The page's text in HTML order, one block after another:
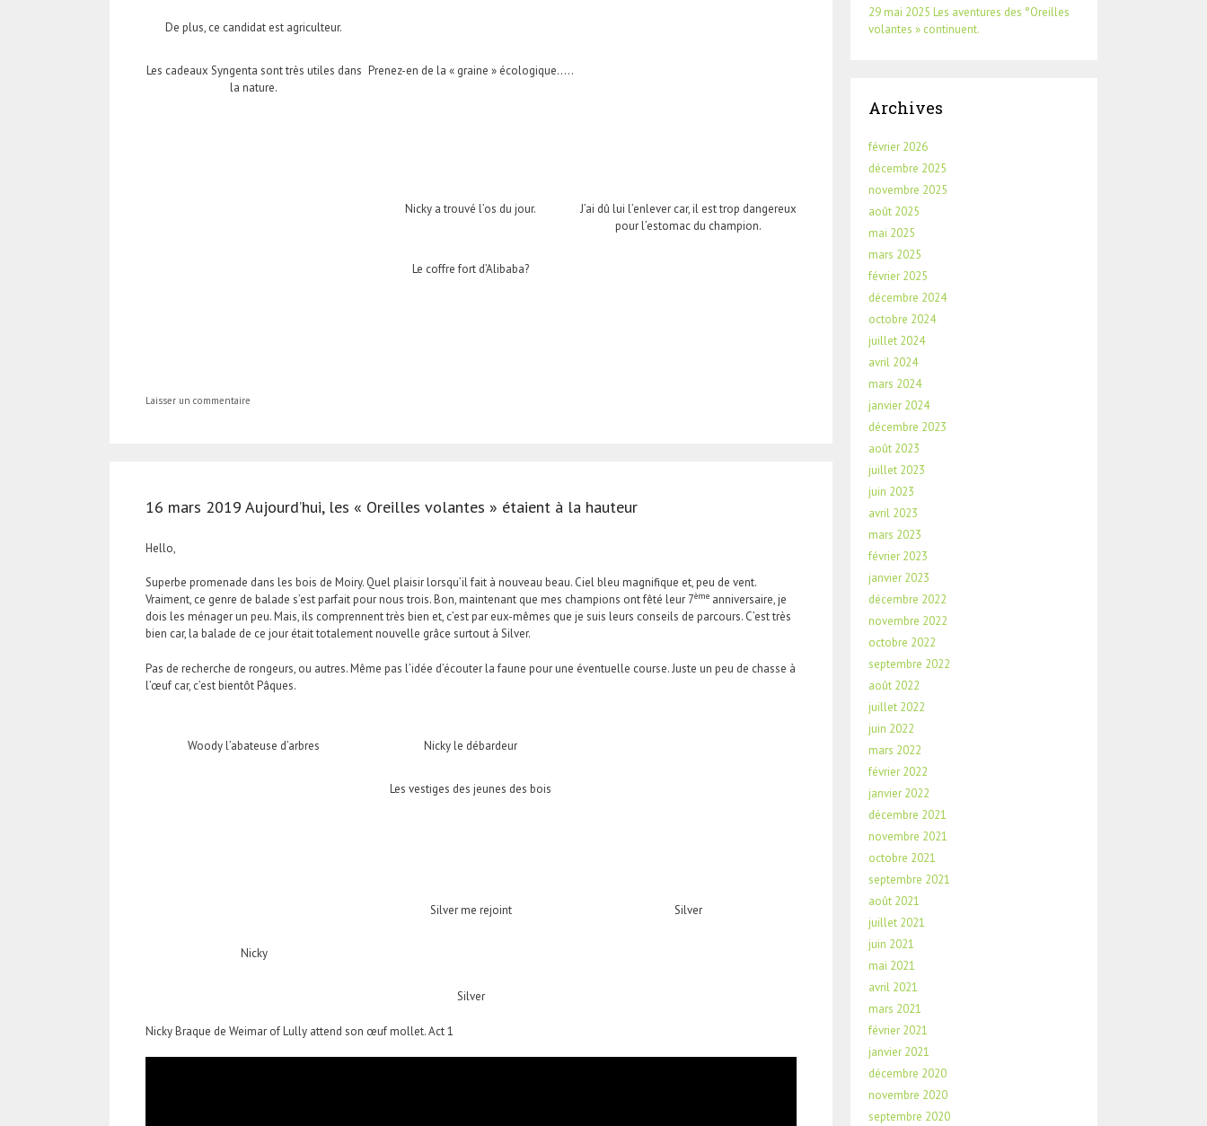
De plus, ce candidat est agriculteur.
Les cadeaux Syngenta sont très utiles dans
la nature.
Prenez-en de la « graine » écologique…..
Nicky a trouvé l’os du jour.
J’ai dû lui l’enlever car, il est trop dangereux
pour l’estomac du champion.
Le coffre fort d’Alibaba?
Laisser un commentaire
16 mars 2019 Aujourd’hui, les « Oreilles volantes » étaient à la hauteur
Hello,
Superbe promenade dans les bois de Moiry. Quel plaisir lorsqu’il fait à nouveau beau. Ciel bleu magnifique et, peu de vent.
Vraiment, ce genre de balade s’est parfait pour nous trois. Bon, maintenant que mes champions ont fêté leur 7ème anniversaire, je
dois les ménager un peu. Mais, ils comprennent très bien et, c’est par eux-mêmes que je suis leurs conseils de parcours. C’est très
bien car, la balade de ce jour était totalement nouvelle grâce surtout à Silver.
Pas de recherche de rongeurs, ou autres. Même pas l’idée d’écouter la faune pour une éventuelle course. Juste un peu de chasse à
l’œuf car, c’est bientôt Pâques.
Woody l’abateuse d’arbres Nicky le débardeur
Les vestiges des jeunes des bois
Silver me rejoint Silver
Nicky
Silver
Nicky Braque de Weimar of Lully attend son œuf mollet. Act 1
29 mai 2025 Les aventures des °Oreilles
volantes » continuent.
Archives
février 2026
décembre 2025
novembre 2025
août 2025
mai 2025
mars 2025
février 2025
décembre 2024
octobre 2024
juillet 2024
avril 2024
mars 2024
janvier 2024
décembre 2023
août 2023
juillet 2023
juin 2023
avril 2023
mars 2023
février 2023
janvier 2023
décembre 2022
novembre 2022
octobre 2022
septembre 2022
août 2022
juillet 2022
juin 2022
mars 2022
février 2022
janvier 2022
décembre 2021
novembre 2021
octobre 2021
septembre 2021
août 2021
juillet 2021
juin 2021
mai 2021
avril 2021
mars 2021
février 2021
janvier 2021
décembre 2020
novembre 2020
septembre 2020